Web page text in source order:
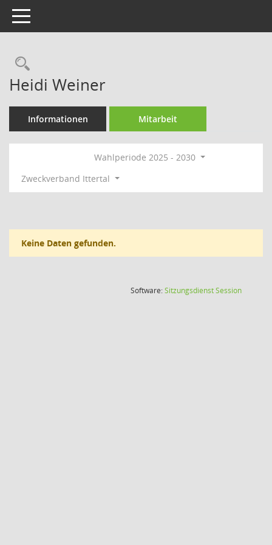
Toggle navigation
Rechercheauswahl
Heidi Weiner
Informationen Mitarbeit
Wahlperiode 2025 - 2030
Zweckverband Ittertal
Keine Daten gefunden.
Software:SitzungsdienstSession(Wird in